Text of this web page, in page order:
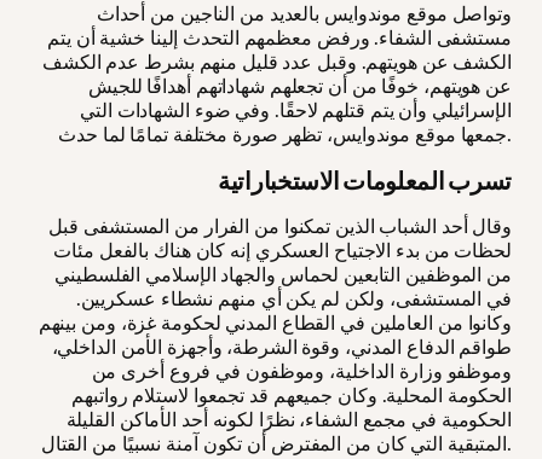
وتواصل موقع موندوايس بالعديد من الناجين من أحداث
مستشفى الشفاء. ورفض معظمهم التحدث إلينا خشية أن يتم
الكشف عن هويتهم. وقبل عدد قليل منهم بشرط عدم الكشف
عن هويتهم، خوفًا من أن تجعلهم شهاداتهم أهدافًا للجيش
الإسرائيلي وأن يتم قتلهم لاحقًا. وفي ضوء الشهادات التي
جمعها موقع موندوايس، تظهر صورة مختلفة تمامًا لما حدث.
تسرب المعلومات الاستخباراتية
وقال أحد الشباب الذين تمكنوا من الفرار من المستشفى قبل
لحظات من بدء الاجتياح العسكري إنه كان هناك بالفعل مئات
من الموظفين التابعين لحماس والجهاد الإسلامي الفلسطيني
في المستشفى، ولكن لم يكن أي منهم نشطاء عسكريين.
وكانوا من العاملين في القطاع المدني لحكومة غزة، ومن بينهم
طواقم الدفاع المدني، وقوة الشرطة، وأجهزة الأمن الداخلي،
وموظفو وزارة الداخلية، وموظفون في فروع أخرى من
الحكومة المحلية. وكان جميعهم قد تجمعوا لاستلام رواتبهم
الحكومية في مجمع الشفاء، نظرًا لكونه أحد الأماكن القليلة
المتبقية التي كان من المفترض أن تكون آمنة نسبيًا من القتال.